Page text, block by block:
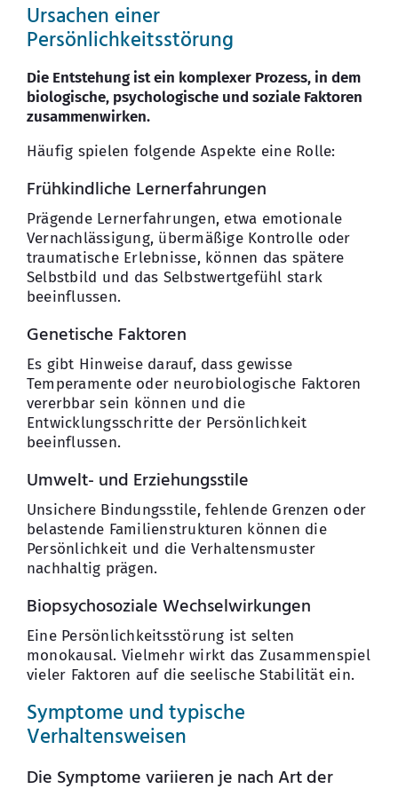
Ursachen einer
Persönlichkeitsstörung
Die Entstehung ist ein komplexer Prozess, in dem
biologische, psychologische und soziale Faktoren
zusammenwirken.
Häufig spielen folgende Aspekte eine Rolle:
Frühkindliche Lernerfahrungen
Prägende Lernerfahrungen, etwa emotionale
Vernachlässigung, übermäßige Kontrolle oder
traumatische Erlebnisse, können das spätere
Selbstbild und das Selbstwertgefühl stark
beeinflussen.
Genetische Faktoren
Es gibt Hinweise darauf, dass gewisse
Temperamente oder neurobiologische Faktoren
vererbbar sein können und die
Entwicklungsschritte der Persönlichkeit
beeinflussen.
Umwelt- und Erziehungsstile
Unsichere Bindungsstile, fehlende Grenzen oder
belastende Familienstrukturen können die
Persönlichkeit und die Verhaltensmuster
nachhaltig prägen.
Biopsychosoziale Wechselwirkungen
Eine Persönlichkeitsstörung ist selten
monokausal. Vielmehr wirkt das Zusammenspiel
vieler Faktoren auf die seelische Stabilität ein.
Symptome und typische
Verhaltensweisen
Die Symptome variieren je nach Art der